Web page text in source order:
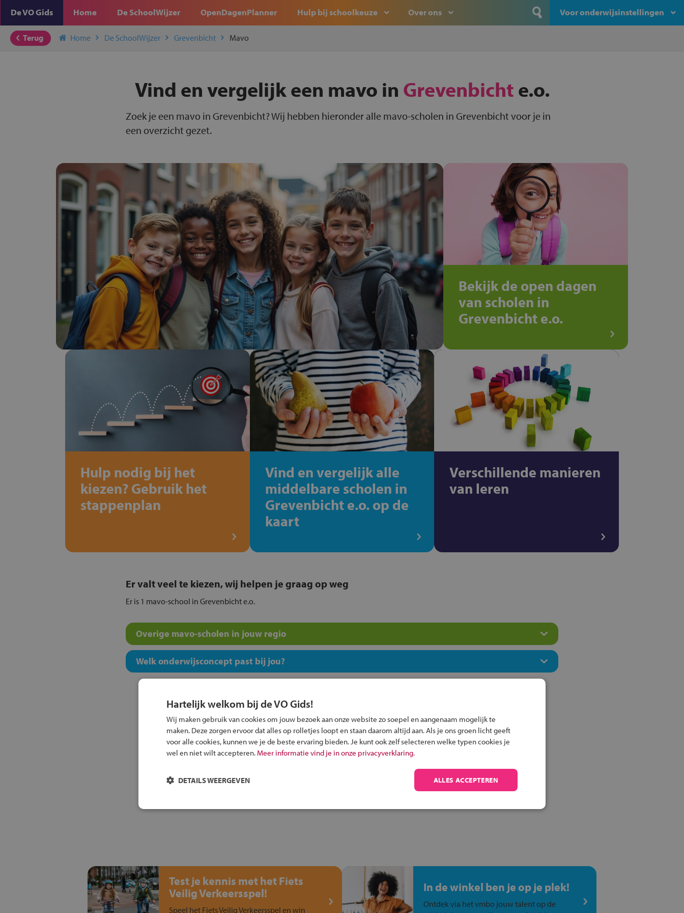
De VO Gids Home De SchoolWijzer OpenDagenPlanner Hulp bij schoolkeuze Over ons Voor onderwijsinstellingen
Terug Home De SchoolWijzer Grevenbicht Mavo
Vind en vergelijk een mavo in Grevenbichte.o.
Zoek je een mavo in Grevenbicht? Wij hebben hieronder alle mavo-scholen in Grevenbicht voor je in
een overzicht gezet.
Bekijk de open dagen
van scholen in
Grevenbicht e.o.
Hulp nodig bij het
kiezen? Gebruik het
stappenplan
Vind en vergelijk alle
middelbare scholen in
Grevenbicht e.o. op de
kaart
Verschillende manieren
van leren
Er valt veel te kiezen, wij helpen je graag op weg
Er is 1 mavo-school in Grevenbicht e.o.
Overige mavo-scholen in jouw regio
Welk onderwijsconcept past bij jou?
Inschrijven?
Alle informatie om je kind aan te melden bij
Test je kennis met het Fiets
Veilig Verkeersspel!
Speel het Fiets Veilig Verkeersspel en win
In de winkel ben je op je plek!
Ontdek via het vmbo jouw talent op de
Hartelijk welkom bij de VO Gids!
Wij maken gebruik van cookies om jouw bezoek aan onze website zo soepel en aangenaam mogelijk te
maken. Deze zorgen ervoor dat alles op rolletjes loopt en staan daarom altijd aan. Als je ons groen licht geeft
voor alle cookies, kunnen we je de beste ervaring bieden. Je kunt ook zelf selecteren welke typen cookies je
wel en niet wilt accepteren. Meer informatie vind je in onze privacyverklaring.
ALLES ACCEPTEREN
DETAILS WEERGEVEN